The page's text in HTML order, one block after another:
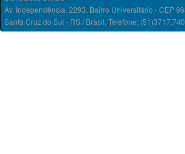
Av. Independência, 2293, Bairro Universitário - CEP
Santa Cruz do Sul - RS / Brasil. Telefone: